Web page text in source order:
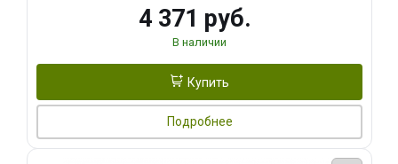
4 371 руб.
В наличии
Купить
Подробнее